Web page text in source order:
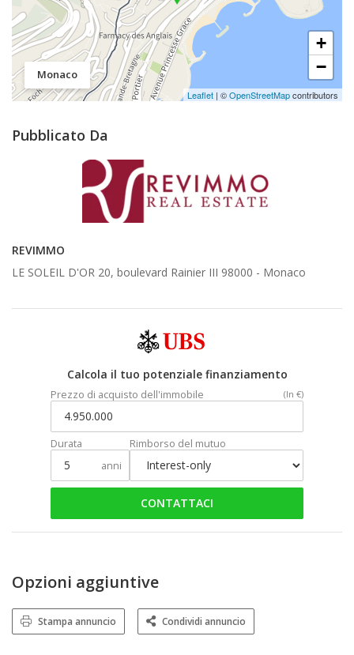
Monaco
+
−
Leaflet | ©OpenStreetMapcontributors
Pubblicato Da
REVIMMO
LE SOLEIL D'OR 20, boulevard Rainier III 98000 - Monaco
Calcola il tuo potenziale finanziamento
Prezzo di acquisto dell'immobile (In €)
Durata
anni
Rimborso del mutuo
CONTATTACI
Opzioni aggiuntive
Stampa annuncio Condividi annuncio